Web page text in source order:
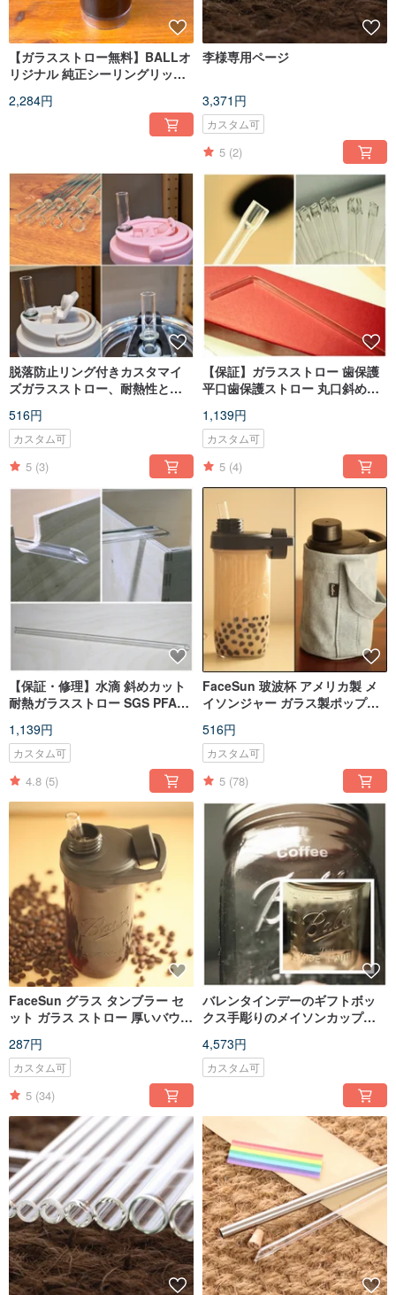
【ガラスストロー無料】BALLオ
リジナル 純正シーリングリッド
ップ+リッド
2,284円
李様専用ページ
3,371円
カスタム可
5 (2)
脱落防止リング付きカスタマイ
ズガラスストロー、耐熱性と環
唾液をブロックするダストキャ
ップ付き
516円
カスタム可
5 (3)
【保証】ガラスストロー 歯保護
平口歯保護ストロー 丸口斜め口
1,139円
カスタム可
5 (4)
【保証・修理】水滴 斜めカット
耐熱ガラスストロー SGS PFAS
1,139円
カスタム可
4.8 (5)
FaceSun 玻波杯 アメリカ製 メ
イソンジャー ガラス製ポップア
ンブラー
516円
カスタム可
5 (78)
FaceSun グラス タンブラー セ
ット ガラス ストロー 厚いバウン
ンドル蓋
287円
カスタム可
5 (34)
バレンタインデーのギフトボッ
クス手彫りのメイソンカップギ
入して小さな絶妙なギフトボッ
クスを入手
4,573円
カスタム可